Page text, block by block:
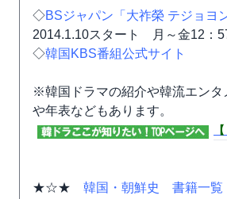
◇BSジャパン「大祚榮 テジョヨ
2014.1.10スタート 月～金12：
◇韓国KBS番組公式サイト
※韓国ドラマの紹介や韓流エンタ
や年表などもあります。
★☆★ 韓国・朝鮮史 書籍一覧